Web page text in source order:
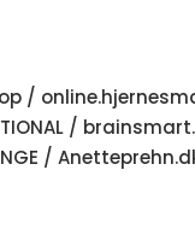
/
/
/